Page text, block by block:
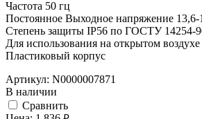
Частота 50 гц
Постоянное Выходное напряжение 13,6-
Степень защиты IP56 по ГОСТУ 14254-
Для использования на открытом воздухе
Пластиковый корпус
Артикул: N0000007871
В наличии
Cравнить